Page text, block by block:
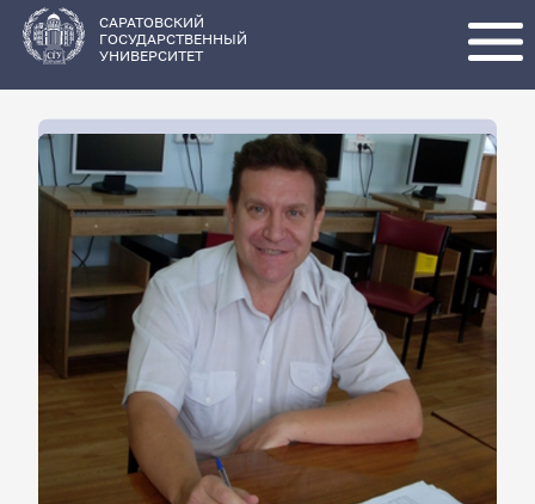
основному
содержанию
САРАТОВСКИЙ
ГОСУДАРСТВЕННЫЙ
УНИВЕРСИТЕТ